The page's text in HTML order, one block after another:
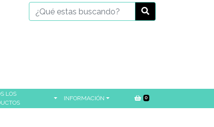
LOS
INFORMACIÓN 0